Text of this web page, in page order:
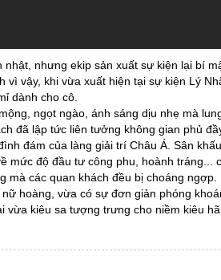
nhưng ekip sản xuất sự kiện lại bí
vậy, khi vừa xuất hiện tại sự kiện Lý
dành cho cô.
ngọt ngào, ánh sáng dịu nhẹ mà
đã lập tức liên tưởng không gian phủ
đám của làng giải trí Châu Á. Sân
mức độ đầu tư công phu, hoành tráng...
mà các quan khách đều bị choáng ngợp.
hoàng, vừa có sự đơn giản phóng
kiêu sa tượng trưng cho niềm kiêu